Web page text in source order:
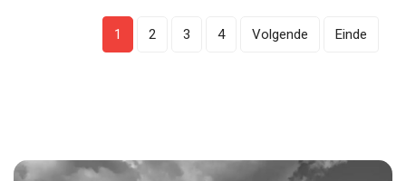
1 2 3 4 Volgende Einde